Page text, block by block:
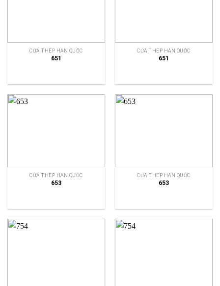
CỬA THÉP HÀN QUỐC
651
CỬA THÉP HÀN QUỐC
651
CỬA THÉP HÀN QUỐC
653
CỬA THÉP HÀN QUỐC
653